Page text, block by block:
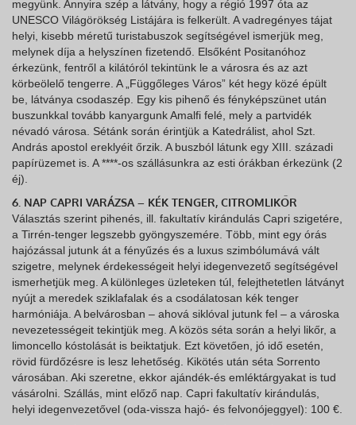
megyünk. Annyira szép a látvány, hogy a régió 1997 óta az
UNESCO Világörökség Listájára is felkerült. A vadregényes tájat
helyi, kisebb méretű turistabuszok segítségével ismerjük meg,
melynek díja a helyszínen fizetendő. Elsőként Positanóhoz
érkezünk, fentről a kilátóról tekintünk le a városra és az azt
körbeölelő tengerre. A „Függőleges Város” két hegy közé épült
be, látványa csodaszép. Egy kis pihenő és fényképszünet után
buszunkkal tovább kanyargunk Amalfi felé, mely a partvidék
névadó városa. Sétánk során érintjük a Katedrálist, ahol Szt.
András apostol ereklyéit őrzik. A buszból látunk egy XIII. századi
papírüzemet is. A ****-os szállásunkra az esti órákban érkezünk (2
éj).
6. NAP CAPRI VARÁZSA – KÉK TENGER, CITROMLIKŐR
Választás szerint pihenés, ill. fakultatív kirándulás Capri szigetére,
a Tirrén-tenger legszebb gyöngyszemére. Több, mint egy órás
hajózással jutunk át a fényűzés és a luxus szimbólumává vált
szigetre, melynek érdekességeit helyi idegenvezető segítségével
ismerhetjük meg. A különleges üzleteken túl, felejthetetlen látványt
nyújt a meredek sziklafalak és a csodálatosan kék tenger
harmóniája. A belvárosban – ahová siklóval jutunk fel – a városka
nevezetességeit tekintjük meg. A közös séta során a helyi likőr, a
limoncello kóstolását is beiktatjuk. Ezt követően, jó idő esetén,
rövid fürdőzésre is lesz lehetőség. Kikötés után séta Sorrento
városában. Aki szeretne, ekkor ajándék-és emléktárgyakat is tud
vásárolni. Szállás, mint előző nap. Capri fakultatív kirándulás,
helyi idegenvezetővel (oda-vissza hajó- és felvonójeggyel): 100 €.